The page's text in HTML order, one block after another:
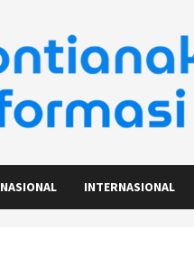
NASIONAL INTERNASIONAL